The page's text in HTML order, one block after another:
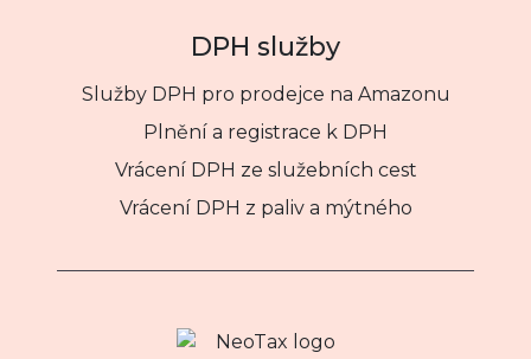
DPH služby
Služby DPH pro prodejce na Amazonu
Plnění a registrace k DPH
Vrácení DPH ze služebních cest
Vrácení DPH z paliv a mýtného